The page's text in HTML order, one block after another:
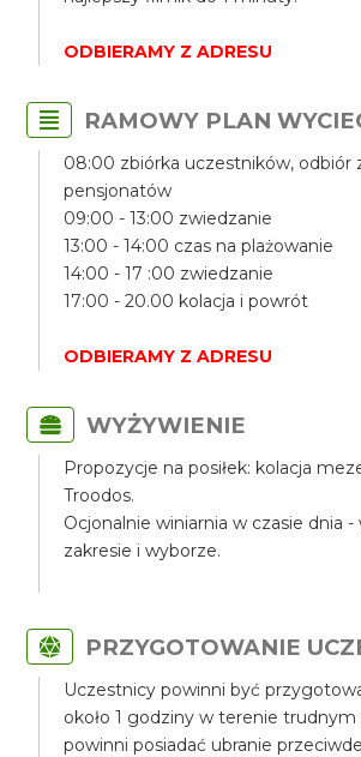
ODBIERAMY Z ADRESU
RAMOWY PLAN
08:00 zbiórka uczestników, odbiór
pensjonatów
09:00 - 13:00 zwiedzanie
13:00 - 14:00 czas na plażowanie
14:00 - 17 :00 zwiedzanie
17:00 - 20.00 kolacja i powrót
ODBIERAMY Z ADRESU
WYŻYWIENIE
Propozycje na posiłek: kolacja
Troodos.
Ocjonalnie winiarnia w czasie dnia -
zakresie i wyborze.
PRZYGOTOWANIE
Uczestnicy powinni być
około 1 godziny w terenie
powinni posiadać ubranie